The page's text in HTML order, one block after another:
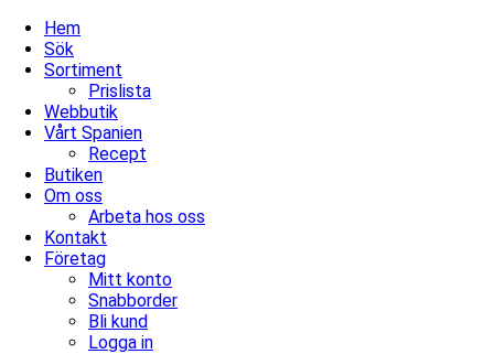
Hem
Sök
Sortiment
Prislista
Webbutik
Vårt Spanien
Recept
Butiken
Om oss
Arbeta hos oss
Kontakt
Företag
Mitt konto
Snabborder
Bli kund
Logga in